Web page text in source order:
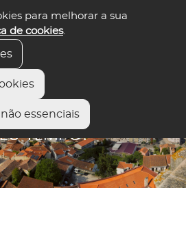
para melhorar a sua
de cookies.
essenciais